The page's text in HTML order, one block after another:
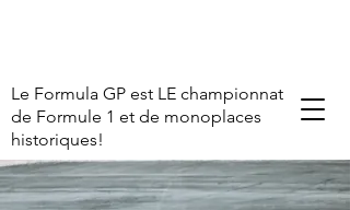
Le Formula GP est LE championnat
de Formule 1 et de monoplaces
historiques!